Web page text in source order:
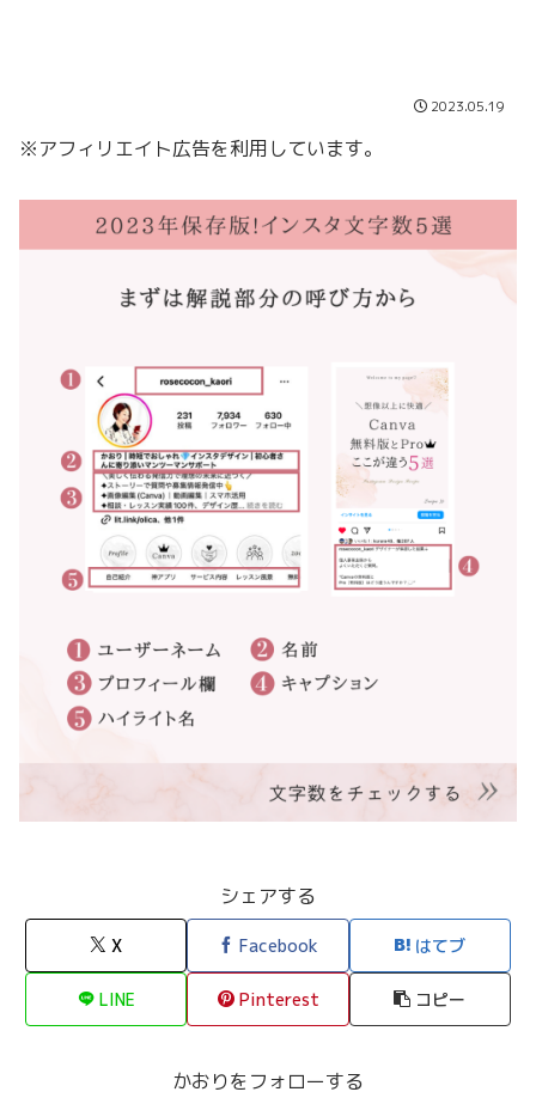
2023.05.19
※アフィリエイト広告を利用しています。
シェアする
X Facebook はてブ
LINE Pinterest コピー
かおりをフォローする